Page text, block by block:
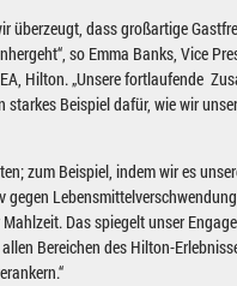
überzeugt, dass großartige
so Emma Banks, Vice
Hilton. „Unsere fortlaufende
starkes Beispiel dafür, wie wir
zum Beispiel, indem wir es
gegen
Das spiegelt unser
Bereichen des Hilton-